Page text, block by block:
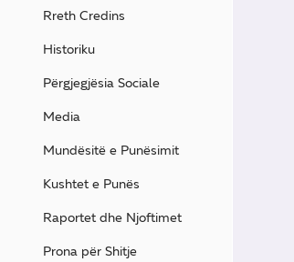
Rreth Credins
Historiku
Përgjegjësia Sociale
Media
Mundësitë e Punësimit
Kushtet e Punës
Raportet dhe Njoftimet
Prona për Shitje